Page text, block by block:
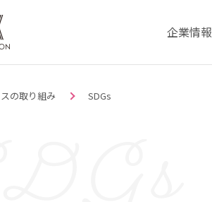
企業情報
の取り組み SDGs